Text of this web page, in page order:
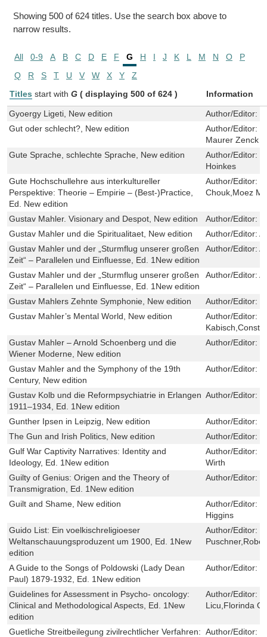
Showing 500 of 624 titles. Use the search box above to
narrow results.
All 0-9 A B C D E F G H I J K L M N O
P
Q
R S T U V W X Y
Z
Titles start with G ( displaying 500 of 624 ) Information
Gyoergy Ligeti, New edition Author/Editor:
Gut oder schlecht?, New edition
Author/Editor:
Maurer Zenck
Gute Sprache, schlechte Sprache, New edition
Author/Editor:
Hoinkes
Gute Hochschullehre aus interkultureller
Perspektive: Theorie – Empirie – (Best-)Practice,
Ed. New edition
Author/Editor:
Chouk,Moez
Gustav Mahler. Visionary and Despot, New edition Author/Editor:
Gustav Mahler und die Spiritualitaet, New edition
Author/Editor:
Gustav Mahler und der „Sturmflug unserer großen
Zeit“ – Parallelen und Einfluesse, Ed. 1New edition
Author/Editor:
Gustav Mahler und der „Sturmflug unserer großen
Zeit“ – Parallelen und Einfluesse, Ed. 1New edition
Author/Editor:
Gustav Mahlers Zehnte Symphonie, New edition Author/Editor:
Gustav Mahler’s Mental World, New edition
Author/Editor:
Gustav Mahler – Arnold Schoenberg und die
Wiener Moderne, New edition
Author/Editor:
Gustav Mahler and the Symphony of the 19th
Century, New edition
Author/Editor:
Gustav Kolb und die Reformpsychiatrie in Erlangen
1911–1934, Ed. 1New edition
Author/Editor:
Gunther Ipsen in Leipzig, New edition Author/Editor:
The Gun and Irish Politics, New edition
Author/Editor:
Gulf War Captivity Narratives: Identity and
Ideology, Ed. 1New edition
Author/Editor:
Wirth
Guilty of Genius: Origen and the Theory of
Transmigration, Ed. 1New edition
Author/Editor:
Guilt and Shame, New edition Author/Editor:
Higgins
Guido List: Ein voelkischreligioeser
Weltanschauungsproduzent um 1900, Ed. 1New
edition
Author/Editor:
A Guide to the Songs of Poldowski (Lady Dean
Paul) 1879-1932, Ed. 1New edition
Author/Editor:
Guidelines for Assessment in Psycho- oncology:
Clinical and Methodological Aspects, Ed. 1New
edition
Author/Editor:
Licu,Florinda
Guetliche Streitbeilegung zivilrechtlicher Verfahren: Author/Editor: